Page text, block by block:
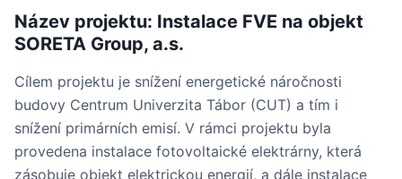
Název projektu: Instalace FVE na objekt
SORETA Group, a.s.
Cílem projektu je snížení energetické náročnosti
budovy Centrum Univerzita Tábor (CUT) a tím i
snížení primárních emisí. V rámci projektu byla
provedena instalace fotovoltaické elektrárny, která
zásobuje objekt elektrickou energií, a dále instalace